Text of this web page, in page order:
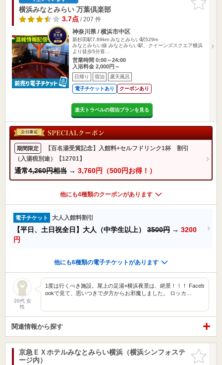
りに追加
横浜みなとみらい 万葉倶楽部
3.7点/ 207 件
神奈川県 / 横浜市中区
新杉田駅7.89km みなとみらい駅529m
みなとみらい線 みなとみらい駅、クイーンズスクエア横浜
より徒歩5分首…
営業時間 0:00～24:00
入浴料金 2,000円～
日帰り 宿泊 露天風呂
電子チケットあり クーポンあり
楽天トラベルの宿泊プランを見る
期間限定
【百名湯受賞記念】入館料+セルフドリンク1杯 割引
（入湯税別途）【12701】
通常4,260円相当 → 3,760円（500円お得！）
他にも4種類のクーポンがあります
電子チケット 大人入館料割引
【平日、土日祝全日】大人（中学生以上） 3500円 → 3200
円
他にも6種類の電子チケットがあります
20代 女
性
1度は行くべき施設。屋上の足湯×横浜夜景は、絶景！！！ Faceb
ookで見て、思いつきで夕方からお邪魔しました。 ロッカ…
関連情報から探す
お気に入
りに追加
京急ＥＸホテルみなとみらい横浜（横浜シンフォステ
ージ内）